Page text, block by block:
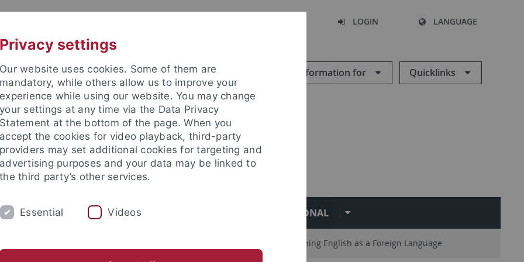
LOGIN LANGUAGE
Information for Quicklinks
SECTIONS FACULTY & STAFF INTERNATIONAL
Teaching English as a Foreign Language
Privacy settings
Our website uses cookies. Some of them are
mandatory, while others allow us to improve your
experience while using our website. You may change
your settings at any time via the Data Privacy
Statement at the bottom of the page. When you
accept the cookies for video playback, third-party
providers may set additional cookies for targeting and
advertising purposes and your data may be linked to
the third party’s other services.
Essential Videos